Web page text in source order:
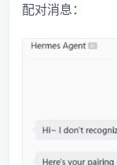
配对消息：